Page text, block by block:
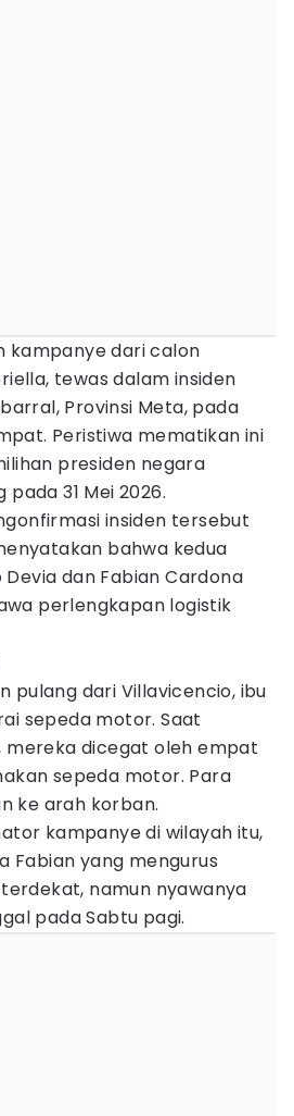
kampanye dari calon
tewas dalam insiden
Provinsi Meta, pada
Peristiwa mematikan ini
presiden negara
31 Mei 2026.
insiden tersebut
bahwa kedua
dan Fabian Cardona
perlengkapan logistik
pulang dari Villavicencio, ibu
sepeda motor. Saat
mereka dicegat oleh empat
sepeda motor. Para
ke arah korban.
kampanye di wilayah itu,
Fabian yang mengurus
namun nyawanya
pada Sabtu pagi.